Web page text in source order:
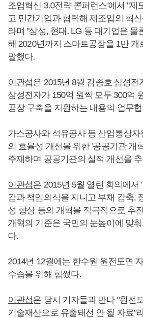
조업혁신 3.0전략 콘퍼런스'에서 "제
고 민간기업과 협력해 제조업의 혁신
라며 "삼성, 현대, LG 등 대기업은 물
해 2020년까지 스마트공장을 1만 개
말했다.
이관섭은 2015년 8월 김종호 삼성
삼성전자가 150억 원씩 모두 300억
공장 구축을 지원하는 내용의 업무
가스공사와 석유공사 등 산업통상
의 효율성 개선을 위한 '공공기관 개
주재하며 공공기관의 실적 개선을
이관섭은 2015년 5월 열린 회의에서
감과 책임의식을 지니고 부채 감축,
성 향상 등의 개혁을 적극적으로 추
개혁의 기준은 국민의 눈높이에 맞
다.
2014년 12월에는 한수원 원전도면
수습을 위해 힘썼다.
이관섭은 당시 기자들과 만나 "원전
기술재산으로 유출돼선 안 될 자료"